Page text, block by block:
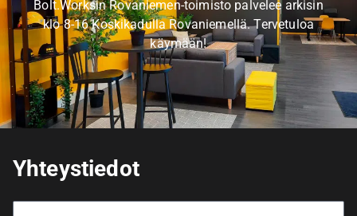
Bolt.Worksin Rovaniemen-toimisto palvelee arkisin
klo 8-16 Koskikadulla Rovaniemellä. Tervetuloa
käymään!
Yhteystiedot